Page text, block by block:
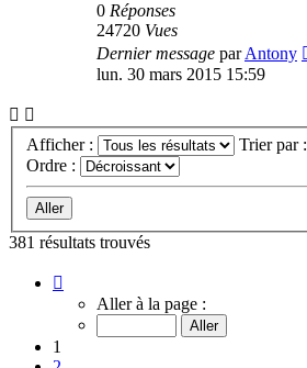
0 Réponses
24720 Vues
Dernier message parAntony
lun. 30 mars 2015 15:59
Afficher :
Trier par :
Ordre :
381 résultats trouvés
sur
Aller à la page :
1